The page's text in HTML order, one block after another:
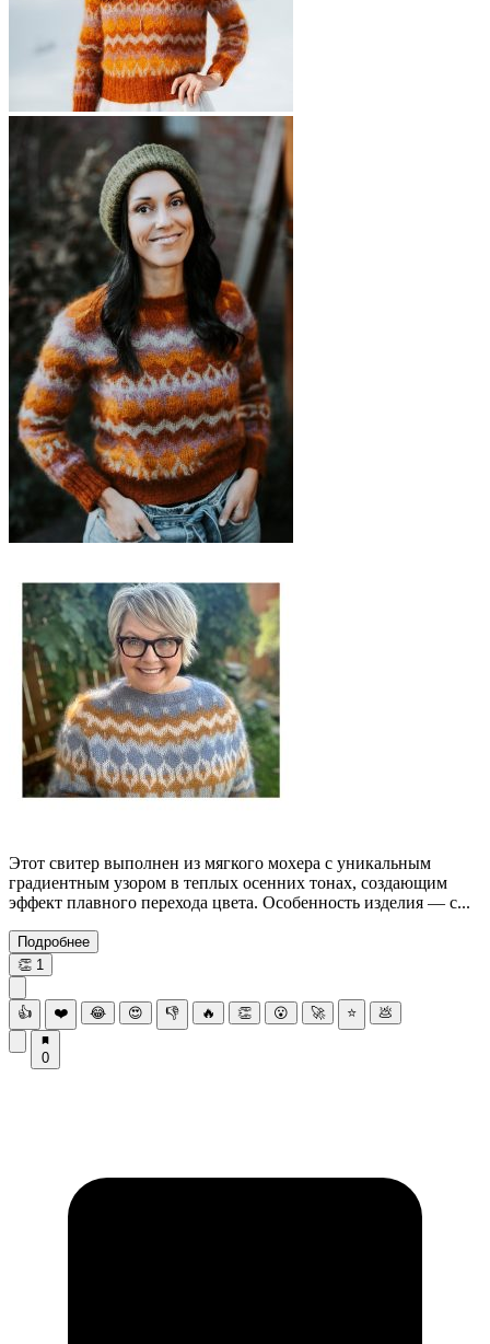
Этот свитер выполнен из мягкого мохера с уникальным
градиентным узором в теплых осенних тонах, создающим
эффект плавного перехода цвета. Особенность изделия — с...
Подробнее
👏 1
👍 ❤️ 😂 😍 👎 🔥 👏 😮 🚀 ⭐ 💩
0